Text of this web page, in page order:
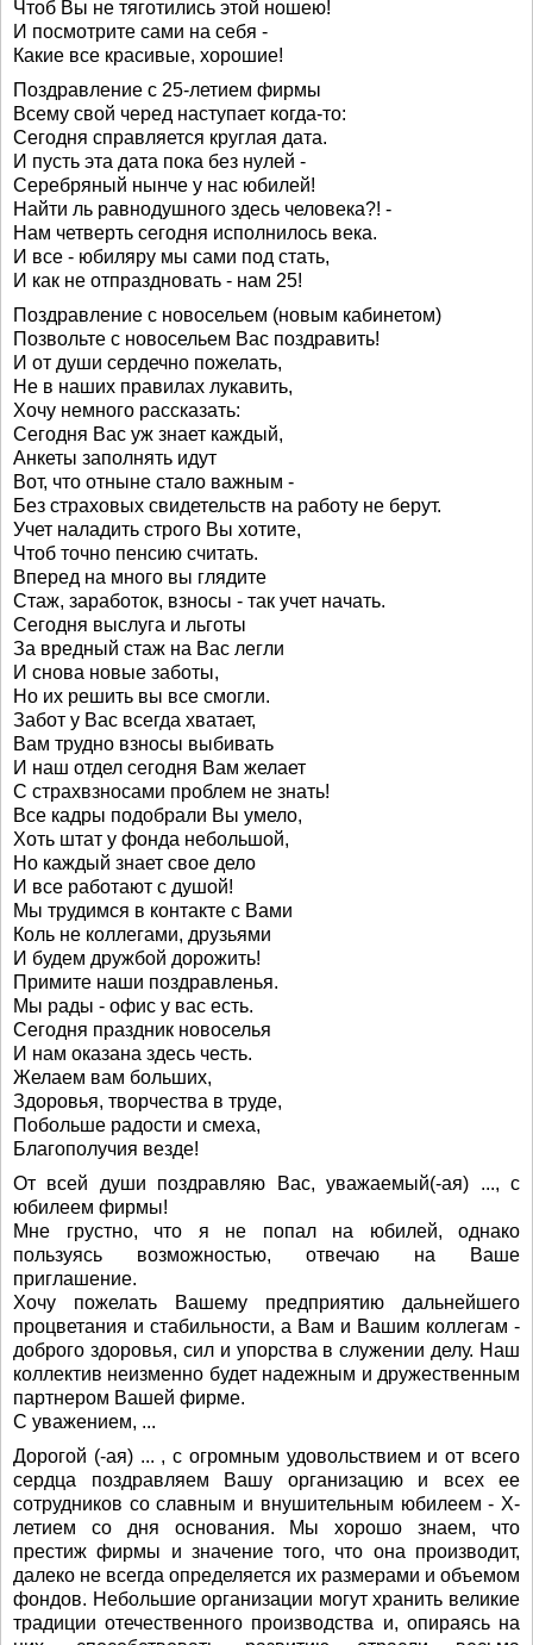
Чтоб Вы не тяготились этой ношею!
И посмотрите сами на себя -
Какие все красивые, хорошие!
Поздравление с 25-летием фирмы
Всему свой черед наступает когда-то:
Сегодня справляется круглая дата.
И пусть эта дата пока без нулей -
Серебряный нынче у нас юбилей!
Найти ль равнодушного здесь человека?! -
Нам четверть сегодня исполнилось века.
И все - юбиляру мы сами под стать,
И как не отпраздновать - нам 25!
Поздравление с новосельем (новым кабинетом)
Позвольте с новосельем Вас поздравить!
И от души сердечно пожелать,
Не в наших правилах лукавить,
Хочу немного рассказать:
Сегодня Вас уж знает каждый,
Анкеты заполнять идут
Вот, что отныне стало важным -
Без страховых свидетельств на работу не берут.
Учет наладить строго Вы хотите,
Чтоб точно пенсию считать.
Вперед на много вы глядите
Стаж, заработок, взносы - так учет начать.
Сегодня выслуга и льготы
За вредный стаж на Вас легли
И снова новые заботы,
Но их решить вы все смогли.
Забот у Вас всегда хватает,
Вам трудно взносы выбивать
И наш отдел сегодня Вам желает
С страхвзносами проблем не знать!
Все кадры подобрали Вы умело,
Хоть штат у фонда небольшой,
Но каждый знает свое дело
И все работают с душой!
Мы трудимся в контакте с Вами
Коль не коллегами, друзьями
И будем дружбой дорожить!
Примите наши поздравленья.
Мы рады - офис у вас есть.
Сегодня праздник новоселья
И нам оказана здесь честь.
Желаем вам больших,
Здоровья, творчества в труде,
Побольше радости и смеха,
Благополучия везде!
От всей души поздравляю Вас, уважаемый(-ая) ..., с
юбилеем фирмы!
Мне грустно, что я не попал на юбилей, однако
пользуясь возможностью, отвечаю на Ваше
приглашение.
Хочу пожелать Вашему предприятию дальнейшего
процветания и стабильности, а Вам и Вашим коллегам -
доброго здоровья, сил и упорства в служении делу. Наш
коллектив неизменно будет надежным и дружественным
партнером Вашей фирме.
С уважением, ...
Дорогой (-ая) ... , с огромным удовольствием и oт всего
сердца поздравляем Вашу организацию и всех ее
сотрудников со славным и внушительным юбилеем - X-
летием со дня основания. Мы хорошо знаем, что
престиж фирмы и значение того, что она производит,
далеко не всегда определяется их размерами и объемом
фондов. Небольшие организации могут хранить великие
традиции отечественного производства и, опираясь на